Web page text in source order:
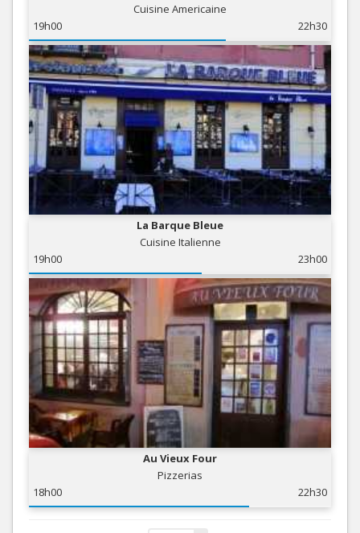
Cuisine Americaine
19h00
22h30
La Barque Bleue
Cuisine Italienne
19h00
23h00
Au Vieux Four
Pizzerias
18h00
22h30